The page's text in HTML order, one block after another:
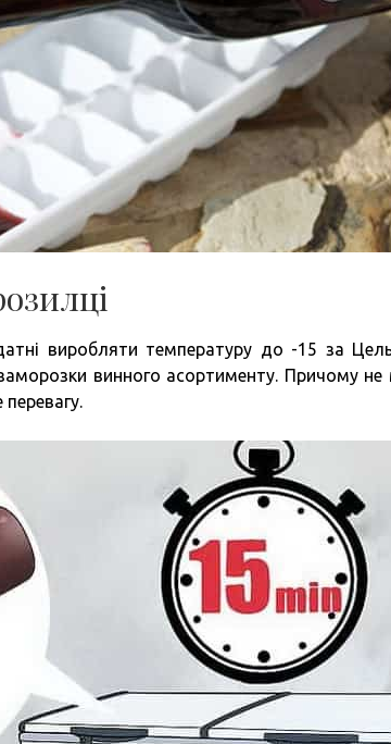
виробляти температуру до -15 за
винного асортименту. Причому не